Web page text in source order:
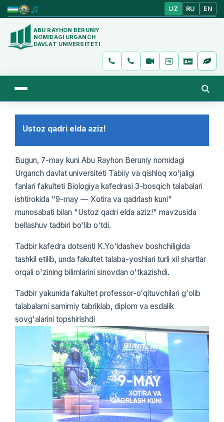
UZ RU EN
ABU RAYHON BERUNIY
NOMIDAGI URGANCH
DAVLAT UNIVERSITETI
Ustoz qadri elda aziz!
Bugun, 7-may kuni Abu Rayhon Beruniy nomidagi
Urganch davlat universiteti Tabiiy va qishloq xo'jaligi
fanlari fakulteti Biologiya kafedrasi 3-bosqich talabalari
ishtirokida "9-may — Xotira va qadrlash kuni"
munosabati bilan "Ustoz qadri elda aziz!" mavzusida
bellashuv tadbiri bo'lib o'tdi.
Tadbir kafedra dotsenti K.Yo'ldashev boshchiligida
tashkil etilib, unda fakultet talaba-yoshlari turli xil shartlar
orqali o'zining bilimlarini sinovdan o'tkazishdi.
Tadbir yakunida fakultet professor-oʻqituvchilari g'olib
talabalarni samimiy tabriklab, diplom va esdalik
sovg'alarini topshirishdi